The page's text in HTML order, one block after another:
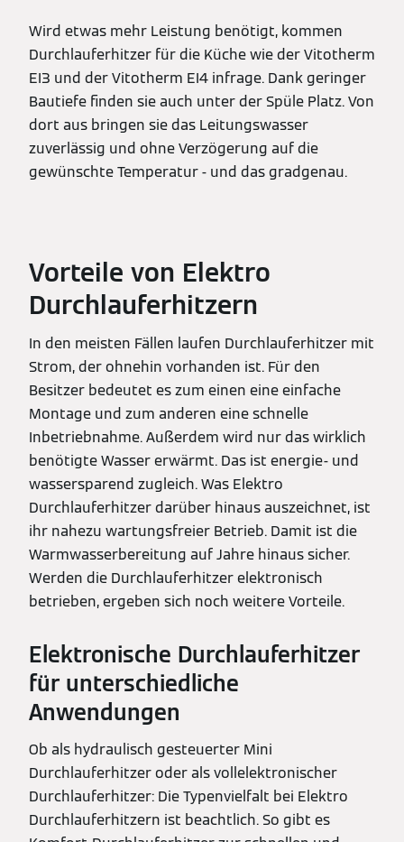
Wird etwas mehr Leistung benötigt, kommen
Durchlauferhitzer für die Küche wie der Vitotherm
EI3 und der Vitotherm EI4 infrage. Dank geringer
Bautiefe finden sie auch unter der Spüle Platz. Von
dort aus bringen sie das Leitungswasser
zuverlässig und ohne Verzögerung auf die
gewünschte Temperatur - und das gradgenau.
Vorteile von Elektro
Durchlauferhitzern
In den meisten Fällen laufen Durchlauferhitzer mit
Strom, der ohnehin vorhanden ist. Für den
Besitzer bedeutet es zum einen eine einfache
Montage und zum anderen eine schnelle
Inbetriebnahme. Außerdem wird nur das wirklich
benötigte Wasser erwärmt. Das ist energie- und
wassersparend zugleich. Was Elektro
Durchlauferhitzer darüber hinaus auszeichnet, ist
ihr nahezu wartungsfreier Betrieb. Damit ist die
Warmwasserbereitung auf Jahre hinaus sicher.
Werden die Durchlauferhitzer elektronisch
betrieben, ergeben sich noch weitere Vorteile.
Elektronische Durchlauferhitzer
für unterschiedliche
Anwendungen
Ob als hydraulisch gesteuerter Mini
Durchlauferhitzer oder als vollelektronischer
Durchlauferhitzer: Die Typenvielfalt bei Elektro
Durchlauferhitzern ist beachtlich. So gibt es